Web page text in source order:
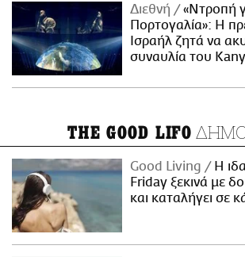
Διεθνή
«Ντροπή
Πορτογαλία»: Η
Ισραήλ ζητά να
συναυλία του
THE GOOD LIFO
Good Living
Η
Friday ξεκινά με
και καταλήγει σε